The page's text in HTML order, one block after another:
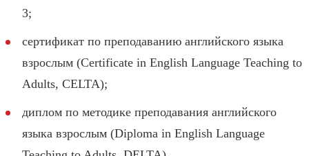
3;
сертификат по преподаванию английского языка
взрослым (Certificate in English Language Teaching to
Adults, CELTA);
диплом по методике преподавания английского
языка взрослым (Diploma in English Language